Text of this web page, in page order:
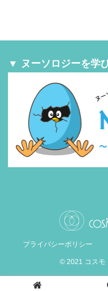
▼ ヌーソロジーを学
プライバシーポリシー
© 2021 コスモ